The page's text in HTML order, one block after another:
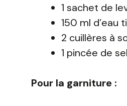
1 sachet de
150 ml d’eau
2 cuillères à
1 pincée de sel
Pour la garniture :